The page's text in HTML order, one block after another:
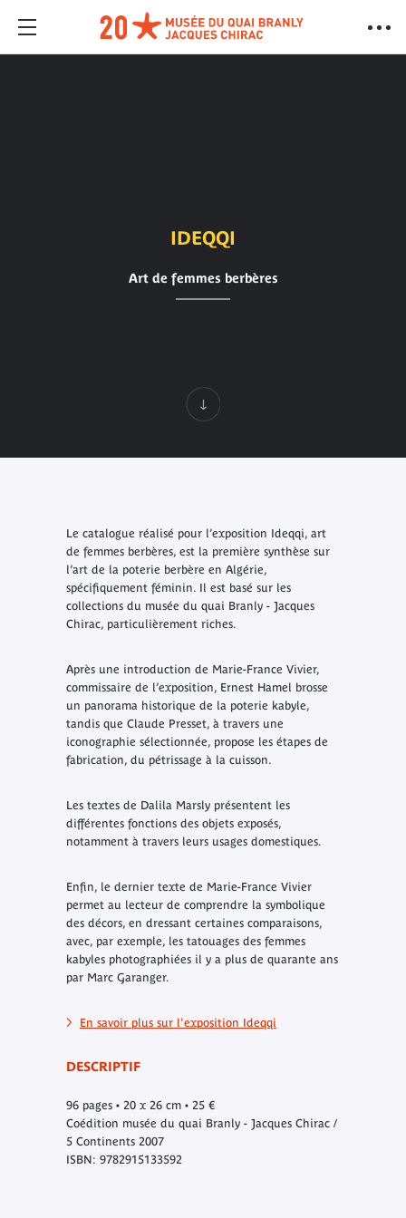
IDEQQI
Art de femmes berbères
Le catalogue réalisé pour l’exposition Ideqqi, art
de femmes berbères, est la première synthèse sur
l’art de la poterie berbère en Algérie,
spécifiquement féminin. Il est basé sur les
collections du musée du quai Branly - Jacques
Chirac, particulièrement riches.
Après une introduction de Marie-France Vivier,
commissaire de l’exposition, Ernest Hamel brosse
un panorama historique de la poterie kabyle,
tandis que Claude Presset, à travers une
iconographie sélectionnée, propose les étapes de
fabrication, du pétrissage à la cuisson.
Les textes de Dalila Marsly présentent les
différentes fonctions des objets exposés,
notamment à travers leurs usages domestiques.
Enfin, le dernier texte de Marie-France Vivier
permet au lecteur de comprendre la symbolique
des décors, en dressant certaines comparaisons,
avec, par exemple, les tatouages des femmes
kabyles photographiées il y a plus de quarante ans
par Marc Garanger.
En savoir plus sur l'exposition Ideqqi
DESCRIPTIF
96 pages • 20 x 26 cm • 25 €
Coédition musée du quai Branly - Jacques Chirac /
5 Continents 2007
ISBN: 9782915133592